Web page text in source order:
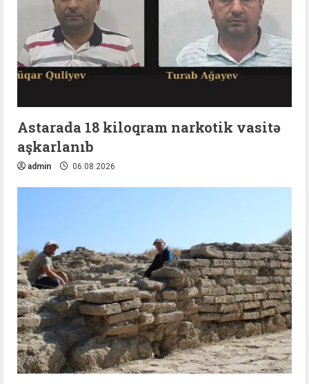
Astarada 18 kiloqram narkotik vasitə
aşkarlanıb
admin 06.08.2026